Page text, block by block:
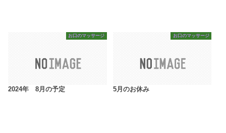
お口のマッサージ
2024年 8月の予定
お口のマッサージ
5月のお休み